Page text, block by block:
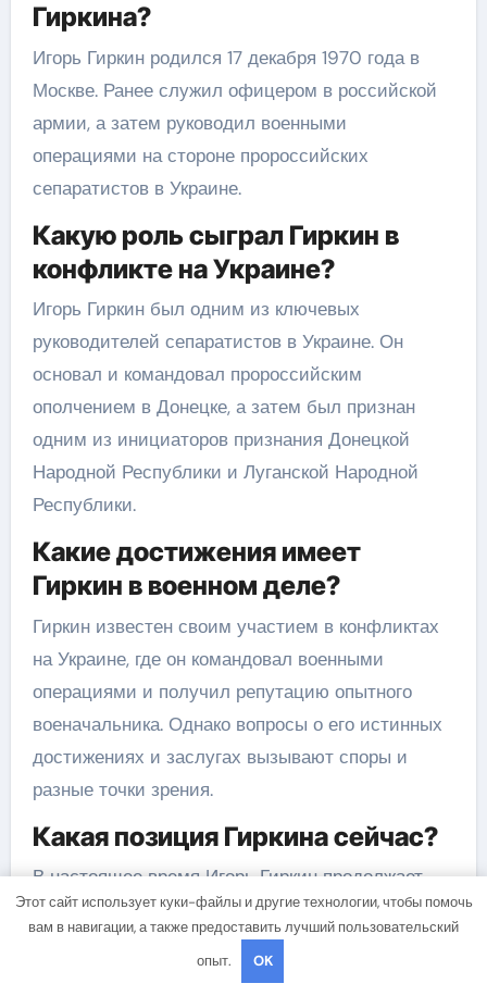
Гиркина?
Игорь Гиркин родился 17 декабря 1970 года в
Москве. Ранее служил офицером в российской
армии, а затем руководил военными
операциями на стороне пророссийских
сепаратистов в Украине.
Какую роль сыграл Гиркин в
конфликте на Украине?
Игорь Гиркин был одним из ключевых
руководителей сепаратистов в Украине. Он
основал и командовал пророссийским
ополчением в Донецке, а затем был признан
одним из инициаторов признания Донецкой
Народной Республики и Луганской Народной
Республики.
Какие достижения имеет
Гиркин в военном деле?
Гиркин известен своим участием в конфликтах
на Украине, где он командовал военными
операциями и получил репутацию опытного
военачальника. Однако вопросы о его истинных
достижениях и заслугах вызывают споры и
разные точки зрения.
Какая позиция Гиркина сейчас?
В настоящее время Игорь Гиркин продолжает
выступать за захват Украины и создание
«Новороссии». Он активно участвует в
Этот сайт использует куки-файлы и другие технологии, чтобы помочь
вам в навигации, а также предоставить лучший пользовательский
опыт.
OK